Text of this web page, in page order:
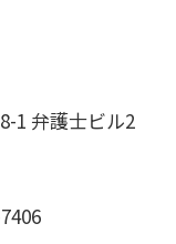
1 弁護士ビル2